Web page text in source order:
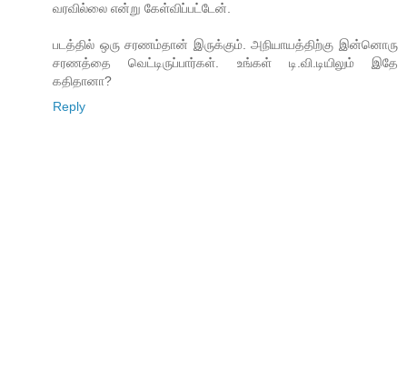
வரவில்லை என்று கேள்விப்பட்டேன்.
படத்தில் ஒரு சரணம்தான் இருக்கும். அநியாயத்திற்கு இன்னொரு
சரணத்தை வெட்டிருப்பார்கள். உங்கள் டி.வி.டியிலும் இதே
கதிதானா?
Reply